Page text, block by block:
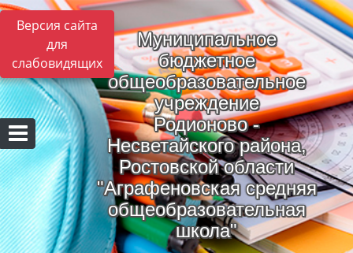
Версия сайта
для
слабовидящих
Муниципальное
бюджетное
общеобразовательное
учреждение
Родионово -
Несветайского района,
Ростовской области
"Аграфеновская средняя
общеобразовательная
школа"